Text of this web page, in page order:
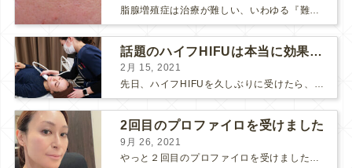
話題のハイフHIFUは本当に効果があるのか？
2月 15, 2021
先日、ハイフHIFUを久しぶりに受けたら、顔の調子がとても良い感じです♪ 私はハイフHIFU後はいつも３日位、人には気付かれない程度に軽く腫れて、その後、グングンと顔が引き締まります。 ...
2回目のプロファイロを受けました
9月 26, 2021
やっと２回目のプロファイロを受けました。 ↑ 写真はプロファイロ翌日です。 この距離の写真では凹凸は映らないですし、 実物も、首がよく見ると凹凸が残っている位で、 それも３日で...